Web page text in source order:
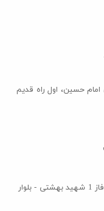
حسین، اول راه قدیم
آدرس کارخانه: اردبیل - میدان ایثار - شهرک صنعتی فاز 1 شهید بهشتی - بلوار